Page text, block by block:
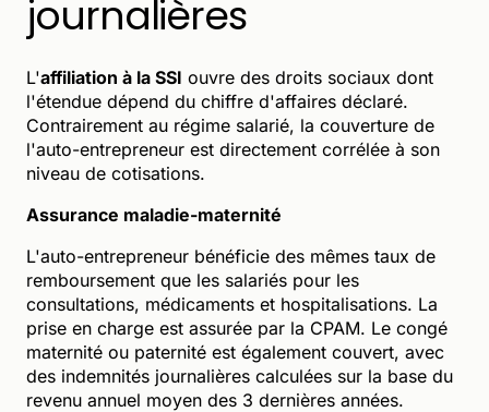
journalières
L'affiliation à la SSI ouvre des droits sociaux dont
l'étendue dépend du chiffre d'affaires déclaré.
Contrairement au régime salarié, la couverture de
l'auto-entrepreneur est directement corrélée à son
niveau de cotisations.
Assurance maladie-maternité
L'auto-entrepreneur bénéficie des mêmes taux de
remboursement que les salariés pour les
consultations, médicaments et hospitalisations. La
prise en charge est assurée par la CPAM. Le congé
maternité ou paternité est également couvert, avec
des indemnités journalières calculées sur la base du
revenu annuel moyen des 3 dernières années.